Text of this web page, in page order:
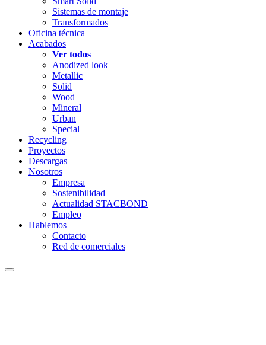
Sistemas de montaje
Transformados
Oficina técnica
Acabados
Ver todos
Anodized look
Metallic
Solid
Wood
Mineral
Urban
Special
Recycling
Proyectos
Descargas
Nosotros
Empresa
Sostenibilidad
Actualidad STACBOND
Empleo
Hablemos
Contacto
Red de comerciales